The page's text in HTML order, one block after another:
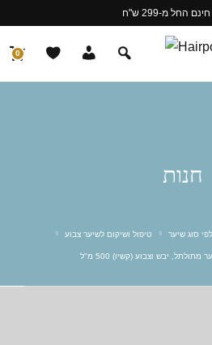
החל מ-299 ש"ח
0
חנות
לפי סוג שיער טיפול ושיקום לשיער צבוע
מתולתל, יבש וצבוע (קשיו) 500 מ"ל